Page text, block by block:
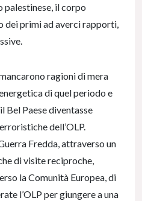
palestinese, il corpo
dei primi ad averci rapporti,
ragioni di mera
di quel periodo e
Bel Paese diventasse
dell’OLP.
Fredda, attraverso un
di visite reciproche,
la Comunità Europea, di
l’OLP per giungere a una